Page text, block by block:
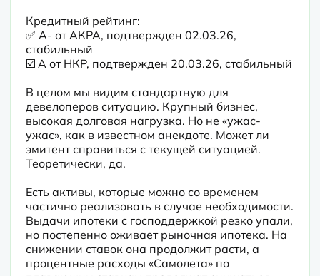
Кредитный рейтинг:
✅ А- от АКРА, подтвержден 02.03.26,
стабильный
☑️ A от НКР, подтвержден 20.03.26, стабильный
В целом мы видим стандартную для
девелоперов ситуацию. Крупный бизнес,
высокая долговая нагрузка. Но не «ужас-
ужас», как в известном анекдоте. Может ли
эмитент справиться с текущей ситуацией.
Теоретически, да.
Есть активы, которые можно со временем
частично реализовать в случае необходимости.
Выдачи ипотеки с господдержкой резко упали,
но постепенно оживает рыночная ипотека. На
снижении ставок она продолжит расти, а
процентные расходы «Самолета» по